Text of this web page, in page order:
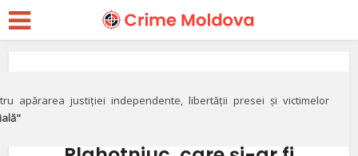
apărarea justiției independente, libertății presei și victimelor
Ex-funcţionar din